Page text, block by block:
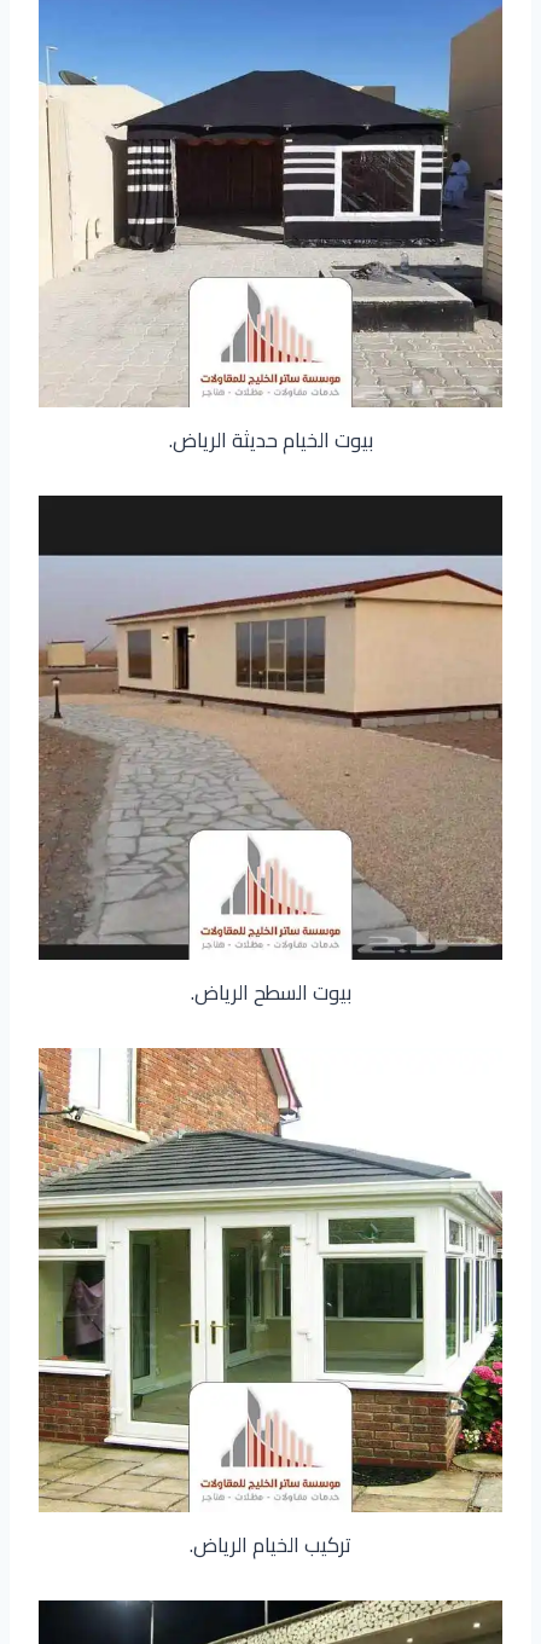
بيوت الخيام حديثة الرياض.
بيوت السطح الرياض.
تركيب الخيام الرياض.